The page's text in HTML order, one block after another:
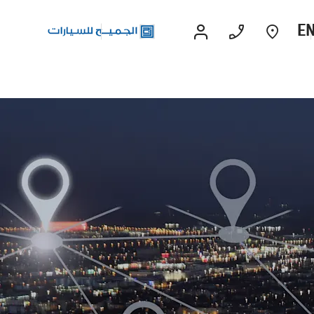
سوبربان 2026
EXPERIENCE CHEVROLET TITLE
Lobortis felis. Proin molestie faucibus
velit, nec auctor nulla. Sed arcu lacus,
ullamcorper eget purus sed.
Find Out More